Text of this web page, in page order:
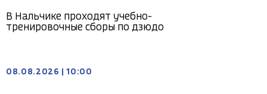
В Нальчике проходят учебно-
тренировочные сборы по дзюдо
08.08.2026 10:00